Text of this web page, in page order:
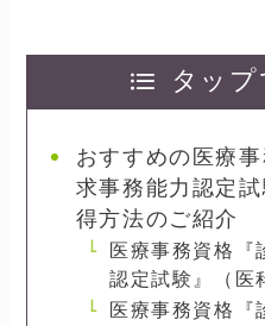
タッ
おすすめの医療
求事務能力認定
得方法のご紹介
医療事務資格『
認定試験』（医
医療事務資格『